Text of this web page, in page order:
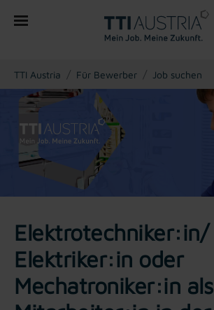
You are here:
TTI Austria Für Bewerber Job suchen
Elektrotechniker:in/
Elektriker:in oder
Mechatroniker:in als